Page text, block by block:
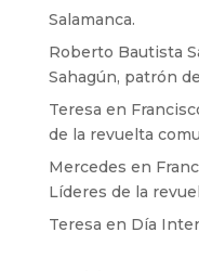
Salamanca.
Roberto Bautista
Sahagún, patrón
Teresa en
de la revuelta
Mercedes en
Líderes de la
Teresa en Día